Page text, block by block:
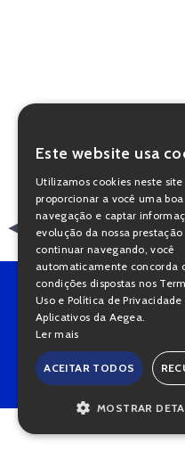
voltar
Copyright © 2022 •
Este website usa
Utilizamos cookies neste site
proporcionar a você uma
navegação e captar
evolução da nossa
continuar navegando, você
automaticamente concorda
condições dispostas nos
Uso e Política de Privacidade
Aplicativos da Aegea.
Ler mais
ACEITAR TODOS
MOSTRAR